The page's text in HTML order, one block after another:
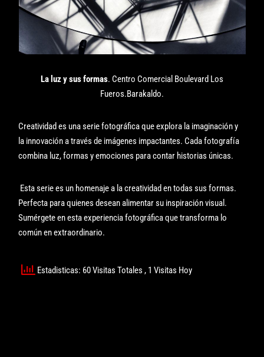
La luz y sus formas. Centro Comercial Boulevard Los
Fueros.Barakaldo.
Creatividad es una serie fotográfica que explora la imaginación y
la innovación a través de imágenes impactantes. Cada fotografía
combina luz, formas y emociones para contar historias únicas.
Esta serie es un homenaje a la creatividad en todas sus formas.
Perfecta para quienes desean alimentar su inspiración visual.
Sumérgete en esta experiencia fotográfica que transforma lo
común en extraordinario.
Estadisticas: 60 Visitas Totales, 1 Visitas Hoy